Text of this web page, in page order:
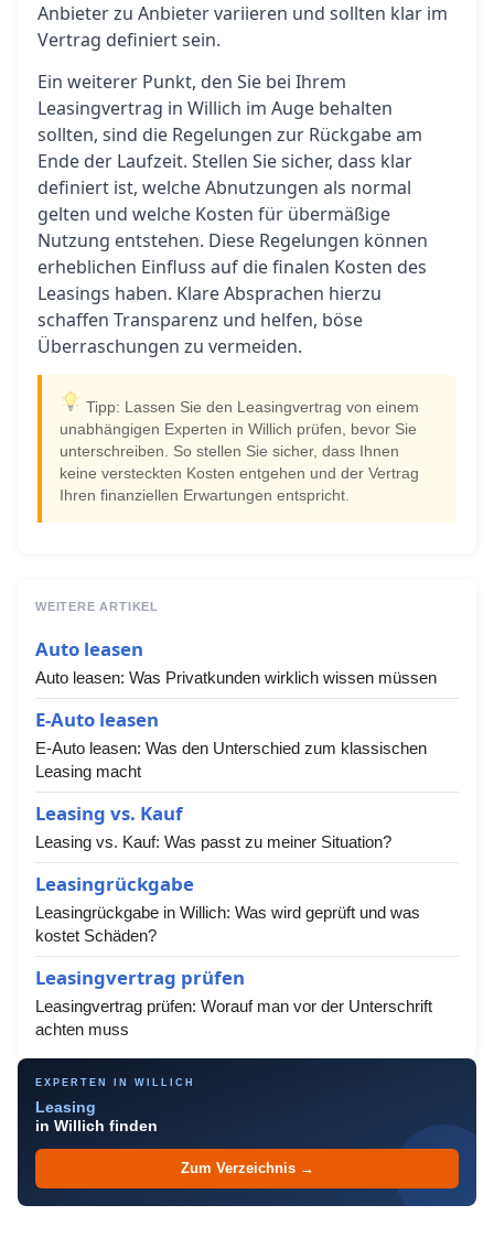
Anbieter zu Anbieter variieren und sollten klar im
Vertrag definiert sein.
Ein weiterer Punkt, den Sie bei Ihrem
Leasingvertrag in Willich im Auge behalten
sollten, sind die Regelungen zur Rückgabe am
Ende der Laufzeit. Stellen Sie sicher, dass klar
definiert ist, welche Abnutzungen als normal
gelten und welche Kosten für übermäßige
Nutzung entstehen. Diese Regelungen können
erheblichen Einfluss auf die finalen Kosten des
Leasings haben. Klare Absprachen hierzu
schaffen Transparenz und helfen, böse
Überraschungen zu vermeiden.
Tipp: Lassen Sie den Leasingvertrag von einem
unabhängigen Experten in Willich prüfen, bevor Sie
unterschreiben. So stellen Sie sicher, dass Ihnen
keine versteckten Kosten entgehen und der Vertrag
Ihren finanziellen Erwartungen entspricht.
WEITERE ARTIKEL
Auto leasen
Auto leasen: Was Privatkunden wirklich wissen müssen
E-Auto leasen
E-Auto leasen: Was den Unterschied zum klassischen
Leasing macht
Leasing vs. Kauf
Leasing vs. Kauf: Was passt zu meiner Situation?
Leasingrückgabe
Leasingrückgabe in Willich: Was wird geprüft und was
kostet Schäden?
Leasingvertrag prüfen
Leasingvertrag prüfen: Worauf man vor der Unterschrift
achten muss
EXPERTEN IN WILLICH
Leasing
in Willich finden
Zum Verzeichnis →